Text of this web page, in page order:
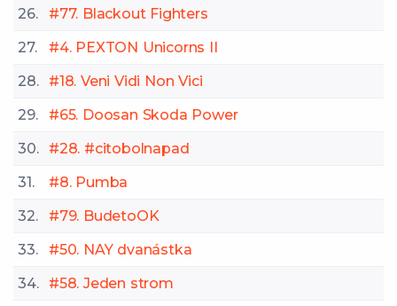
26.
#77. Blackout Fighters
27.
#4. PEXTON Unicorns II
28.
#18. Veni Vidi Non Vici
29.
#65. Doosan Skoda Power
30.
#28. #citobolnapad
31.
#8. Pumba
32.
#79. BudetoOK
33.
#50. NAY dvanástka
34.
#58. Jeden strom